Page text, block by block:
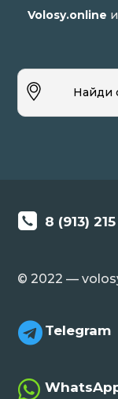
Volosy.online
Найди
8 (913) 215
© 2022 —
 Telegram
